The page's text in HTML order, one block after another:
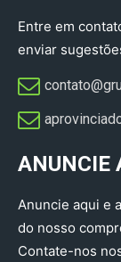
Entre em
enviar
ANUNCIE
Anuncie aqui e
do nosso
Contate-nos